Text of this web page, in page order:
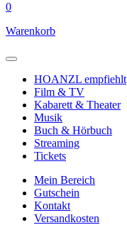
0
Warenkorb
HOANZL empfiehlt
Film & TV
Kabarett & Theater
Musik
Buch & Hörbuch
Streaming
Tickets
Mein Bereich
Gutschein
Kontakt
Versandkosten